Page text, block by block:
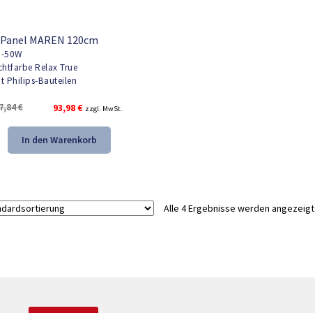
MAREN 120cm
Relax True
Philips-Bauteilen
€
Ursprünglicher
war:
137,84 €
93,98€Aktueller
ist:
93,98 €.
zzgl. MwSt.
In den Warenkorb
Alle 4 Ergebnisse werden angezeigt